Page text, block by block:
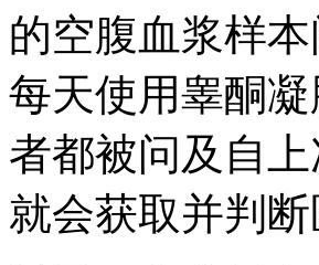
的空腹血浆样
每天使用睾酮
者都被问及自
就会获取并判